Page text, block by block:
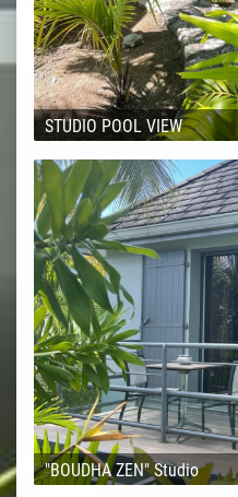
STUDIO POOL VIEW
"BOUDHA ZEN" Studio